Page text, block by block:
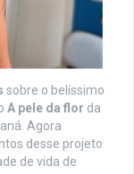
sobre o belíssimo
A pele da flor da
Agora
desse projeto
de vida de